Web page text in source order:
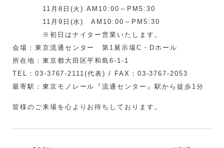
11月8日(火) AM10:00～PM5:30
11月9日(水) AM10:00～PM5:30
※初日はナイター営業いたします。
会場：東京流通センター 第1展示場C・Dホール
所在地：東京都大田区平和島6-1-1
TEL：03-3767-2111(代表) / FAX：03-3767-2053
最寄駅：東京モノレール『流通センター』駅から徒歩1分
皆様のご来場を心よりお待ちしております。